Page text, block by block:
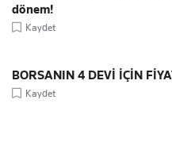
dönem!
Kaydet
BORSANIN 4 DEVİ İÇİN
Kaydet